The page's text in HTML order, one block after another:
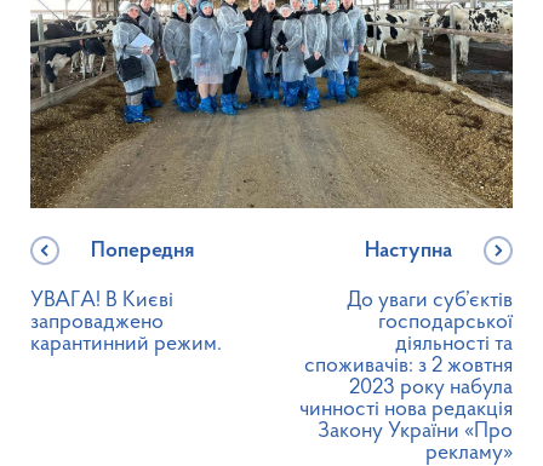
Попередня
УВАГА! В Києві
запроваджено
карантинний режим.
Наступна
До уваги суб’єктів
господарської
діяльності та
споживачів: з 2 жовтня
2023 року набула
чинності нова редакція
Закону України «Про
рекламу»